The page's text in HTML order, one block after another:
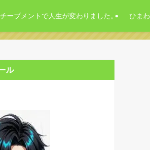
ーブメントで人生が変わりました。 ひま
ル